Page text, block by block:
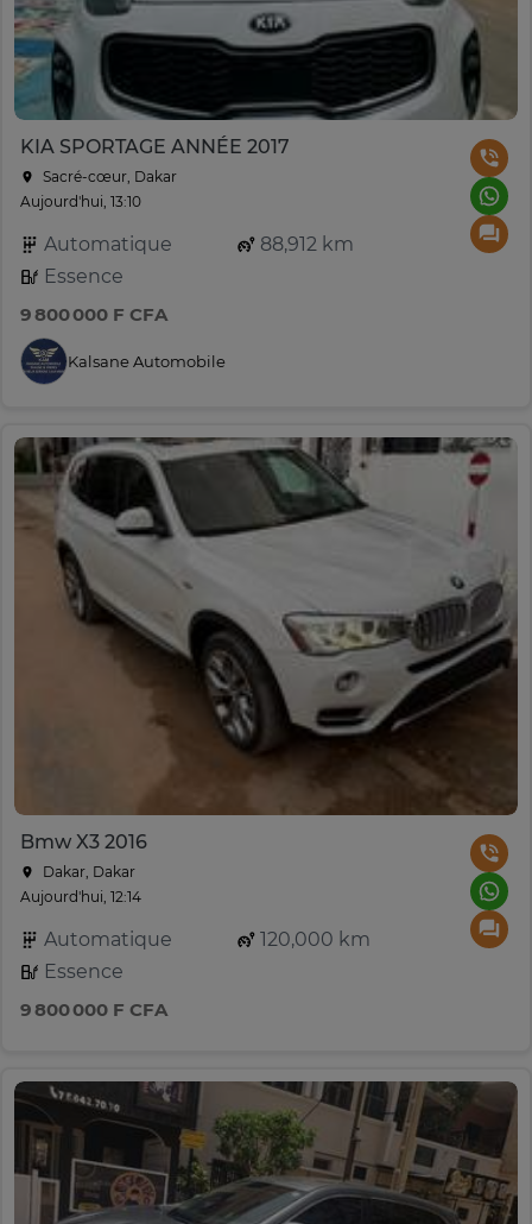
KIA SPORTAGE ANNÉE 2017
Sacré-cœur, Dakar
Aujourd'hui, 13:10
Automatique
88,912 km
Essence
9 800 000 F CFA
Kalsane Automobile
Bmw X3 2016
Dakar, Dakar
Aujourd'hui, 12:14
Automatique
120,000 km
Essence
9 800 000 F CFA